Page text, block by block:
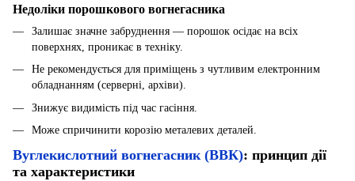
Недоліки порошкового вогнегасника
Залишає значне забруднення — порошок осідає на всіх
поверхнях, проникає в техніку.
Не рекомендується для приміщень з чутливим електронним
обладнанням (серверні, архіви).
Знижує видимість під час гасіння.
Може спричинити корозію металевих деталей.
Вуглекислотний вогнегасник (ВВК): принцип дії
та характеристики